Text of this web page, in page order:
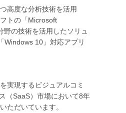
高度な分析技術を活用
トの「Microsoft
の技術を活用したソリュ
Windows 10」対応アプリ
実現するビジュアルコミ
（SaaS）市場において8年
ただいています。